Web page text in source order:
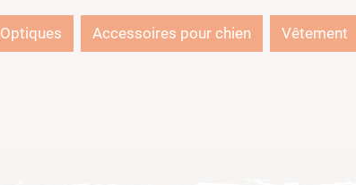
Optiques Accessoires pour chien Vêtement